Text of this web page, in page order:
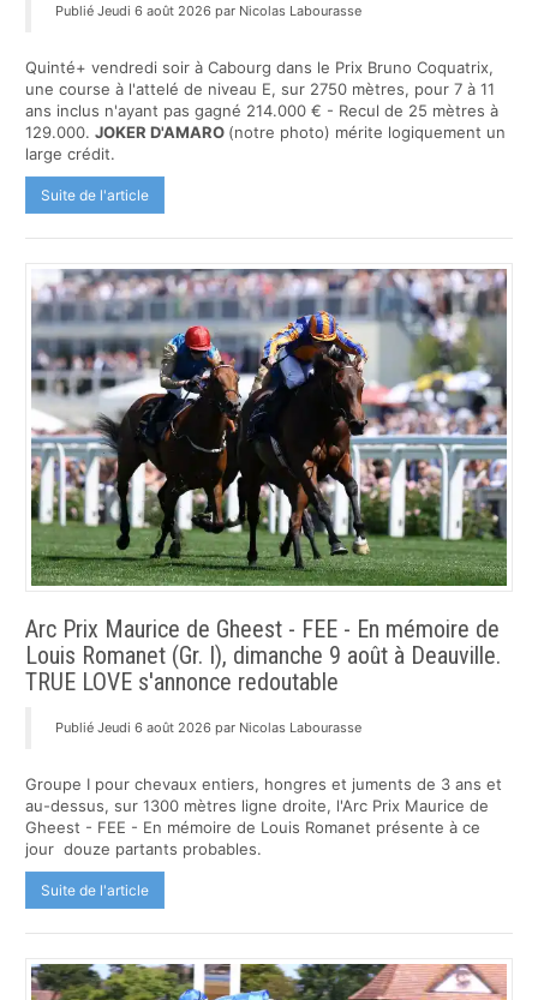
Publié Jeudi 6 août 2026 par Nicolas Labourasse
Quinté+ vendredi soir à Cabourg dans le Prix Bruno Coquatrix,
une course à l'attelé de niveau E, sur 2750 mètres, pour 7 à 11
ans inclus n'ayant pas gagné 214.000 € - Recul de 25 mètres à
129.000. JOKER D'AMARO (notre photo) mérite logiquement un
large crédit.
Suite de l'article
Arc Prix Maurice de Gheest - FEE - En mémoire de
Louis Romanet (Gr. I), dimanche 9 août à Deauville.
TRUE LOVE s'annonce redoutable
Publié Jeudi 6 août 2026 par Nicolas Labourasse
Groupe I pour chevaux entiers, hongres et juments de 3 ans et
au-dessus, sur 1300 mètres ligne droite, l'Arc Prix Maurice de
Gheest - FEE - En mémoire de Louis Romanet présente à ce
jour douze partants probables.
Suite de l'article